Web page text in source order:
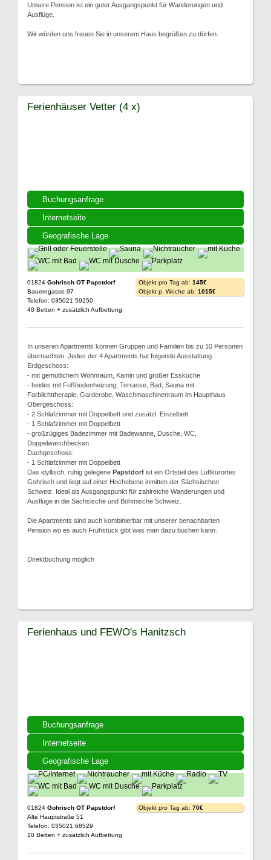
Unsere Pension ist ein guter Ausgangspunkt für Wanderungen und
Ausflüge.
Wir würden uns freuen Sie in unserem Haus begrüßen zu dürfen.
Buchungsanfrage
Internetseite
Geografische Lage
Ferienhäuser Vetter (4 x)
01824 Gohrisch OT Papstdorf
Bauerngasse 97
Telefon: 035021 59250
40 Betten + zusätzlich Aufbettung
Objekt pro Tag ab: 145€
Objekt p. Woche ab: 1015€
In unseren Apartments können Gruppen und Familien bis zu 10 Personen
übernachten. Jedes der 4 Apartments hat folgende Ausstattung.
Erdgeschoss:
- mit gemütlichem Wohnraum, Kamin und großer Essküche
- beides mit Fußbodenheizung, Terrasse, Bad, Sauna mit
Farblichttherapie, Garderobe, Waschmaschinenraum im Haupthaus
Obergeschoss:
- 2 Schlafzimmer mit Doppelbett und zusätzl. Einzelbett
- 1 Schlafzimmer mit Doppelbett
- großzügiges Badezimmer mit Badewanne, Dusche, WC,
Doppelwaschbecken
Dachgeschoss:
- 1 Schlafzimmer mit Doppelbett
Das idyllisch, ruhig gelegene Papstdorf ist ein Ortsteil des Luftkurortes
Gohrisch und liegt auf einer Hochebene inmitten der Sächsischen
Schweiz. Ideal als Ausgangspunkt für zahlreiche Wanderungen und
Ausflüge in die Sächsische und Böhmische Schweiz.
Die Apartments sind auch kombinierbar mit unserer benachbarten
Pension wo es auch Frühstück gibt was man dazu buchen kann.
Direktbuchung möglich
Buchungsanfrage
Internetseite
Geografische Lage
Ferienhaus und FEWO's Hanitzsch
01824 Gohrisch OT Papstdorf
Alte Hauptstraße 51
Telefon: 035021 68529
10 Betten + zusätzlich Aufbettung
Objekt pro Tag ab: 70€